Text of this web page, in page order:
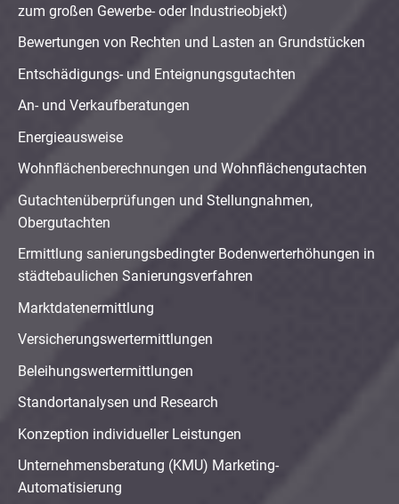
zum großen Gewerbe- oder Industrieobjekt)
Bewertungen von Rechten und Lasten an Grundstücken
Entschädigungs- und Enteignungsgutachten
An- und Verkaufberatungen
Energieausweise
Wohnflächenberechnungen und Wohnflächengutachten
Gutachtenüberprüfungen und Stellungnahmen,
Obergutachten
Ermittlung sanierungsbedingter Bodenwerterhöhungen in
städtebaulichen Sanierungsverfahren
Marktdatenermittlung
Versicherungswertermittlungen
Beleihungswertermittlungen
Standortanalysen und Research
Konzeption individueller Leistungen
Unternehmensberatung (KMU) Marketing-
Automatisierung